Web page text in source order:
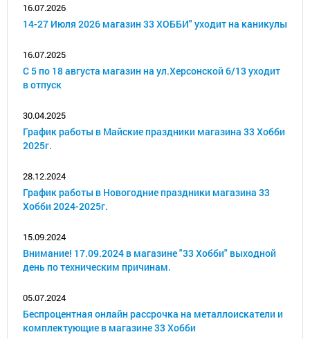
16.07.2026
14-27 Июля 2026 магазин 33 ХОББИ" уходит на каникулы
16.07.2025
С 5 по 18 августа магазин на ул.Херсонской 6/13 уходит
в отпуск
30.04.2025
График работы в Майские праздники магазина 33 Хобби
2025г.
28.12.2024
График работы в Новогодние праздники магазина 33
Хобби 2024-2025г.
15.09.2024
Внимание! 17.09.2024 в магазине "33 Хобби" выходной
день по техническим причинам.
05.07.2024
Беспроцентная онлайн рассрочка на металлоискатели и
комплектующие в магазине 33 Хобби